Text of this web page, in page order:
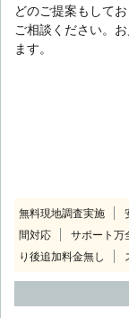
どのご提案もして
ご相談ください。
ます。
無料現地調査実施
間対応
サポート万
り後追加料金無し